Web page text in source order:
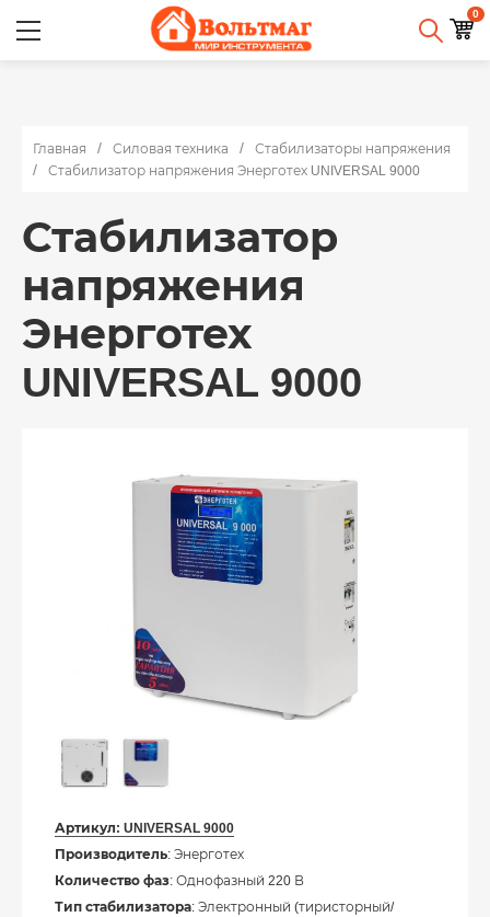
0
Главная Силовая техника
Стабилизаторы напряжения
Стабилизатор напряжения Энерготех UNIVERSAL 9000
Стабилизатор
напряжения
Энерготех
UNIVERSAL 9000
Артикул: UNIVERSAL 9000
Производитель: Энерготех
Количество фаз: Однофазный 220 В
Тип стабилизатора: Электронный (тиристорный/